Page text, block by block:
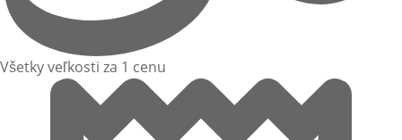
Všetky veľkosti za 1 cenu